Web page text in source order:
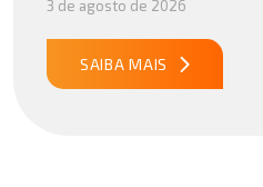
078/2026 Atualização do
Importação no Acordo
publicado29/07/2026 18h47
31/07/26 ATO CONJUNTO RFB/
3 de agosto de 2026
SAIBA MAIS